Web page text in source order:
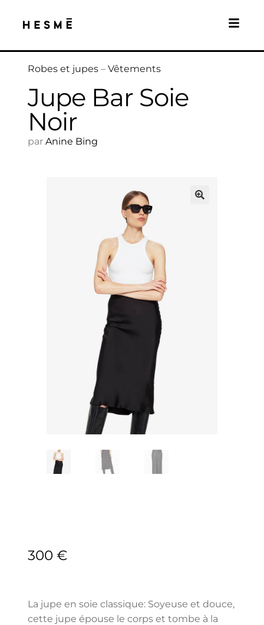
Robes et jupes – Vêtements
Jupe Bar Soie
Noir
par Anine Bing
300 €
La jupe en soie classique: Soyeuse et douce,
cette jupe épouse le corps et tombe à la